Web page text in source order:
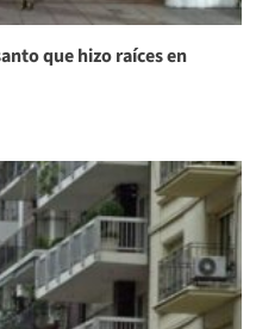
que hizo raíces en